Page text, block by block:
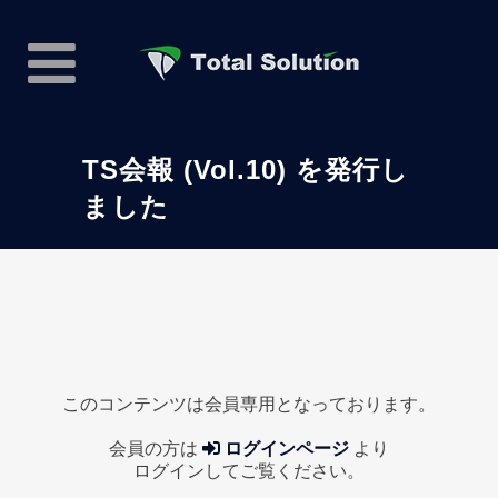
TS会報 (Vol.10) を発行し
ました
このコンテンツは会員専用となっております。
会員の方は ログインページ より
ログインしてご覧ください。